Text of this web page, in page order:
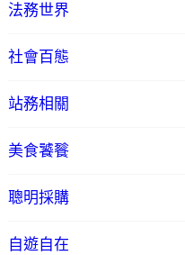
法務世界
社會百態
站務相關
美食饕餮
聰明採購
自遊自在